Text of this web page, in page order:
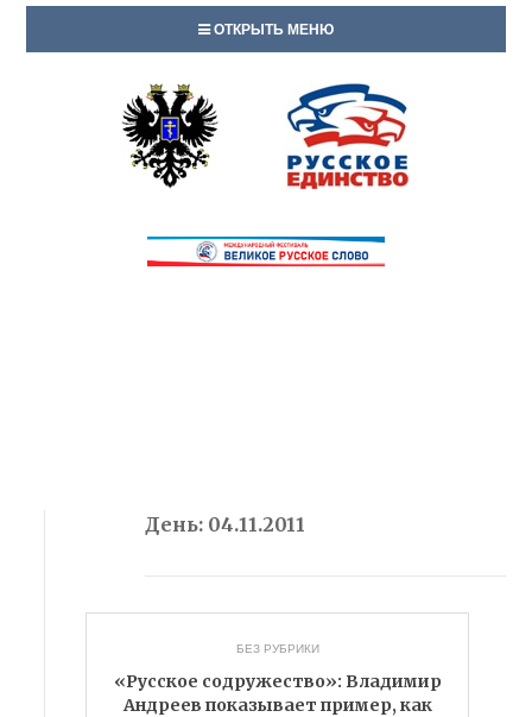
ОТКРЫТЬ МЕНЮ
День: 04.11.2011
БЕЗ РУБРИКИ
«Русское содружество»: Владимир
Андреев показывает пример, как